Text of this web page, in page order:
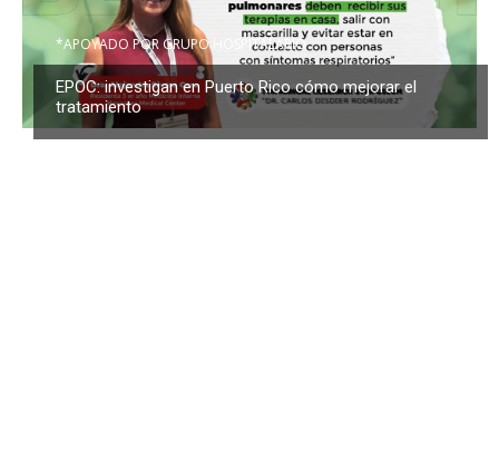
*APOYADO POR GRUPO HOSPITALARIO
EPOC: investigan en Puerto Rico cómo mejorar el
tratamiento